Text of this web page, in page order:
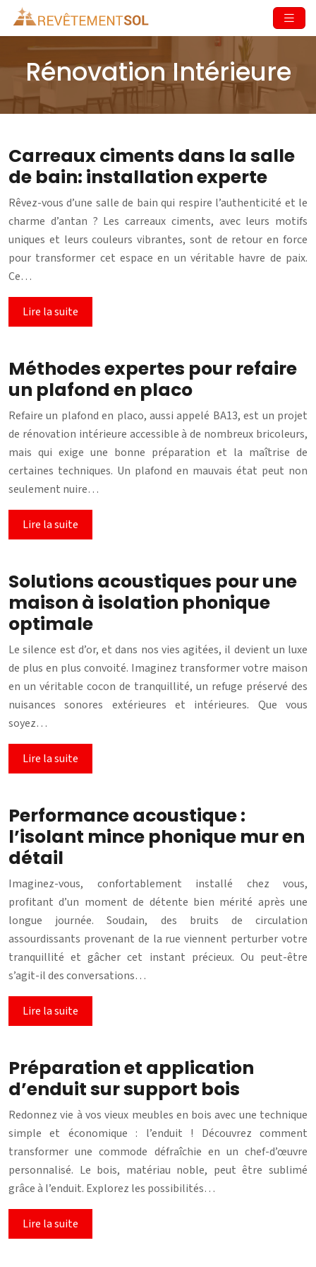
Rénovation Intérieure
Carreaux ciments dans la salle
de bain: installation experte
Rêvez-vous d’une salle de bain qui respire l’authenticité et le
charme d’antan ? Les carreaux ciments, avec leurs motifs
uniques et leurs couleurs vibrantes, sont de retour en force
pour transformer cet espace en un véritable havre de paix.
Ce…
Lire la suite
Méthodes expertes pour refaire
un plafond en placo
Refaire un plafond en placo, aussi appelé BA13, est un projet
de rénovation intérieure accessible à de nombreux bricoleurs,
mais qui exige une bonne préparation et la maîtrise de
certaines techniques. Un plafond en mauvais état peut non
seulement nuire…
Lire la suite
Solutions acoustiques pour une
maison à isolation phonique
optimale
Le silence est d’or, et dans nos vies agitées, il devient un luxe
de plus en plus convoité. Imaginez transformer votre maison
en un véritable cocon de tranquillité, un refuge préservé des
nuisances sonores extérieures et intérieures. Que vous
soyez…
Lire la suite
Performance acoustique :
l’isolant mince phonique mur en
détail
Imaginez-vous, confortablement installé chez vous,
profitant d’un moment de détente bien mérité après une
longue journée. Soudain, des bruits de circulation
assourdissants provenant de la rue viennent perturber votre
tranquillité et gâcher cet instant précieux. Ou peut-être
s’agit-il des conversations…
Lire la suite
Préparation et application
d’enduit sur support bois
Redonnez vie à vos vieux meubles en bois avec une technique
simple et économique : l’enduit ! Découvrez comment
transformer une commode défraîchie en un chef-d’œuvre
personnalisé. Le bois, matériau noble, peut être sublimé
grâce à l’enduit. Explorez les possibilités…
Lire la suite